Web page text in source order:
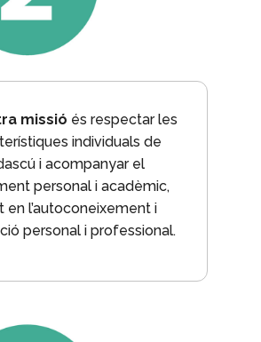
missió és respectar les
individuals de
i acompanyar el
personal i acadèmic,
en l’autoconeixement i
personal i professional.